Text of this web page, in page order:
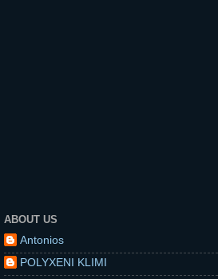
ABOUT US
Antonios
POLYXENI KLIMI